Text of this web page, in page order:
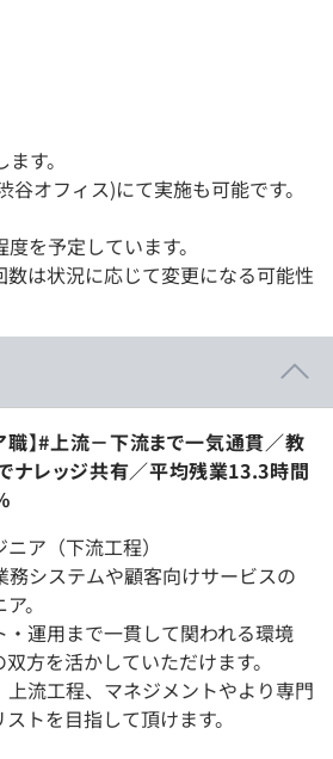
す。
オフィス)にて実施も可能です。
を予定しています。
は状況に応じて変更になる可能性
職】#上流－下流まで一気通貫／教
ナレッジ共有／平均残業13.3時間
ア（下流工程）
システムや顧客向けサービスの
。
運用まで一貫して関われる環境
方を活かしていただけます。
上流工程、マネジメントやより専門
トを目指して頂けます。